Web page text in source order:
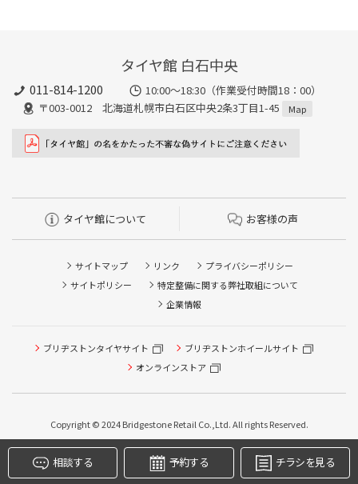
タイヤ館 白石中央
011-814-1200
10:00～18:30（作業受付時間18：00）
〒003-0012 北海道札幌市白石区中央2条3丁目1-45
Map
タイヤ館について お客様の声
サイトマップ リンク
プライバシーポリシー
サイトポリシー
特定整備に関する弊社取組について
企業情報
ブリヂストンタイヤサイト
ブリヂストンホイールサイト
オンラインストア
Copyright © 2024 Bridgestone Retail Co.,Ltd. All rights Reserved.
相談する 予約する チラシを見る
ピット作業の予約
クローク契約会員専用タイヤ履き替え※タイヤ履き替えを
方はご利用いただけません